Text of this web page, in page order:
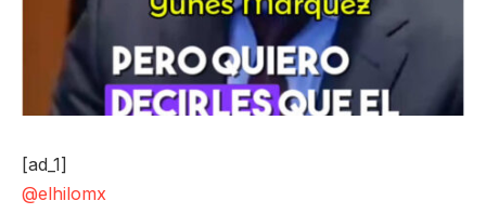
[ad_1]
@elhilomx